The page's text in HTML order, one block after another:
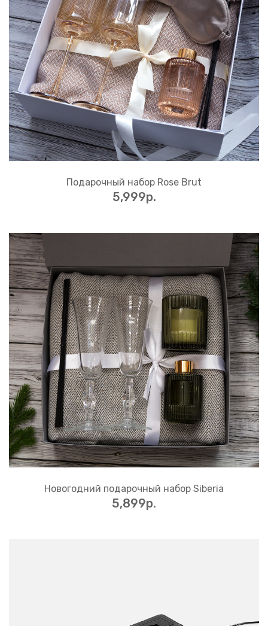
Подарочный набор Rose Brut
5,999p.
Новогодний подарочный набор Siberia
5,899p.